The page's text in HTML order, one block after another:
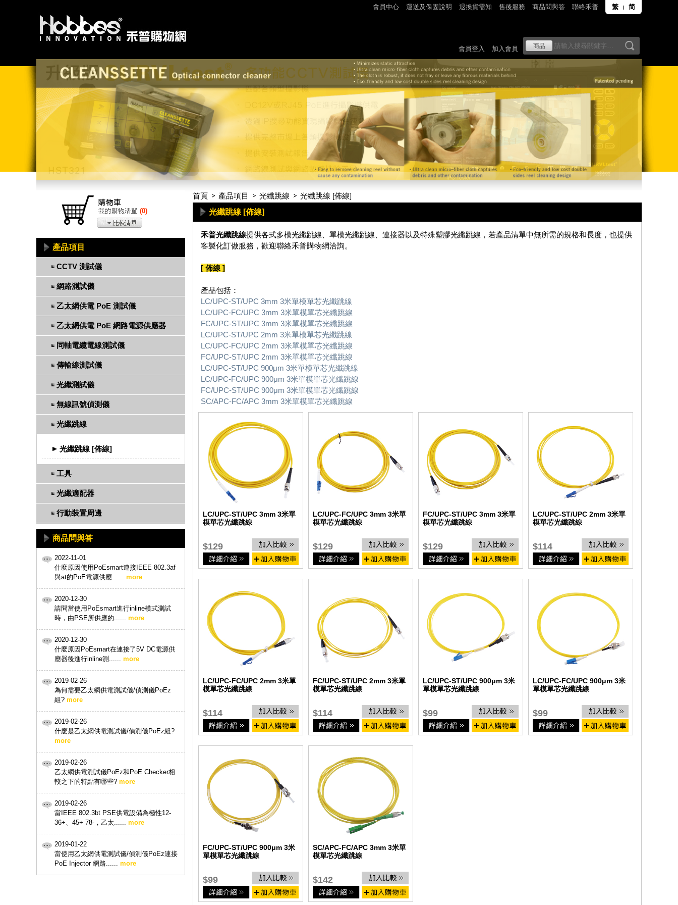
會員中心 運送及保固說明 退換貨需知 售後服務 商品問與答 聯絡禾普 繁 简
會員登入 加入會員
首頁 產品項目 光纖跳線
光纖跳線 [佈線]
光纖跳線 [佈線]
禾普光纖跳線提供各式多模光纖跳線、單模光纖跳線、連接器以及特殊塑膠光纖跳線，若產品清單中無所需的規格和長度，也提供
客製化訂做服務，歡迎聯絡禾普購物網洽詢。
[ 佈線 ]
產品包括：
LC/UPC-ST/UPC 3mm 3米單模單芯光纖跳線
LC/UPC-FC/UPC 3mm 3米單模單芯光纖跳線
FC/UPC-ST/UPC 3mm 3米單模單芯光纖跳線
LC/UPC-ST/UPC 2mm 3米單模單芯光纖跳線
LC/UPC-FC/UPC 2mm 3米單模單芯光纖跳線
FC/UPC-ST/UPC 2mm 3米單模單芯光纖跳線
LC/UPC-ST/UPC 900μm 3米單模單芯光纖跳線
LC/UPC-FC/UPC 900μm 3米單模單芯光纖跳線
FC/UPC-ST/UPC 900μm 3米單模單芯光纖跳線
SC/APC-FC/APC 3mm 3米單模單芯光纖跳線
LC/UPC-ST/UPC 3mm 3米單
模單芯光纖跳線
$129
LC/UPC-FC/UPC 3mm 3米單
模單芯光纖跳線
$129
FC/UPC-ST/UPC 3mm 3米單
模單芯光纖跳線
$129
LC/UPC-ST/UPC 2mm 3米單
模單芯光纖跳線
$114
LC/UPC-FC/UPC 2mm 3米單
模單芯光纖跳線
$114
FC/UPC-ST/UPC 2mm 3米單
模單芯光纖跳線
$114
LC/UPC-ST/UPC 900μm 3米
單模單芯光纖跳線
$99
LC/UPC-FC/UPC 900μm 3米
單模單芯光纖跳線
$99
FC/UPC-ST/UPC 900μm 3米
單模單芯光纖跳線
$99
SC/APC-FC/APC 3mm 3米單
模單芯光纖跳線
$142
(0)
產品項目
CCTV 測試儀
網路測試儀
乙太網供電 PoE 測試儀
乙太網供電 PoE 網路電源供應器
同軸電纜電線測試儀
傳輸線測試儀
光纖測試儀
無線訊號偵測儀
光纖跳線
光纖跳線 [佈線]
工具
光纖適配器
行動裝置周邊
商品問與答
2022-11-01
什麼原因使用PoEsmart連接IEEE 802.3af
與at的PoE電源供應...... more
2020-12-30
請問當使用PoEsmart進行inline模式測試
時，由PSE所供應的...... more
2020-12-30
什麼原因PoEsmart在連接了5V DC電源供
應器後進行inline測...... more
2019-02-26
為何需要乙太網供電測試儀/偵測儀PoEz
組? more
2019-02-26
什麽是乙太網供電測試儀/偵測儀PoEz組?
more
2019-02-26
乙太網供電測試儀PoEz和PoE Checker相
較之下的特點有哪些? more
2019-02-26
當IEEE 802.3bt PSE供電設備為極性12-
36+、45+ 78-，乙太...... more
2019-01-22
當使用乙太網供電測試儀/偵測儀PoEz連接
PoE Injector 網路...... more